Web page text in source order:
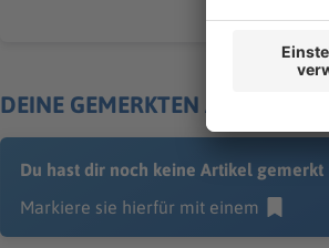
DEINE GEMERKTEN ARTIKEL
Du hast dir noch keine Artikel gemerkt
Markiere sie hierfür mit einem